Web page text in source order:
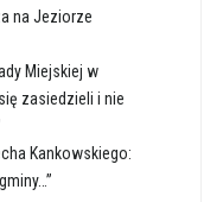
na Jeziorze
Miejskiej w
zasiedzieli i nie
Kankowskiego: